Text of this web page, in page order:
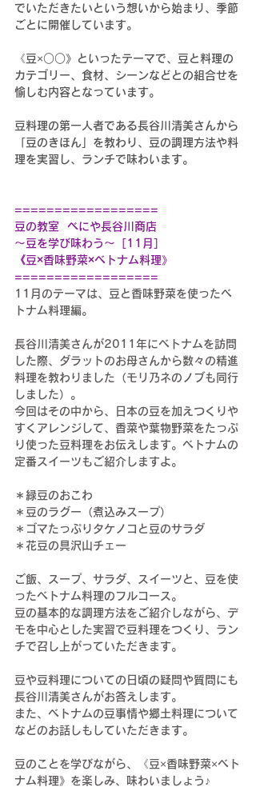
でいただきたいという想いから始まり、季節
ごとに開催しています。
《豆×○○》といったテーマで、豆と料理の
カテゴリー、食材、シーンなどとの組合せを
愉しむ内容となっています。
豆料理の第一人者である長谷川清美さんから
「豆のきほん」を教わり、豆の調理方法や料
理を実習し、ランチで味わいます。
==================
豆の教室  べにや長谷川商店
〜豆を学び味わう〜［11月］
《豆×香味野菜×ベトナム料理》
==================
11月のテーマは、豆と香味野菜を使ったベ
トナム料理編。
長谷川清美さんが2011年にベトナムを訪問
した際、ダラットのお母さんから数々の精進
料理を教わりました（モリ乃ネのノブも同行
しました）。
今回はその中から、 日本の 豆を加えつくりや
すくアレンジして、香菜や葉物野菜をたっぷ
り使った豆料理をお伝えします。ベトナムの
定番スイーツもご紹介しますよ。
＊緑豆のおこわ
＊豆のラグー（煮込みスープ）
＊ゴマたっぷりタケノコと豆のサラダ
＊花豆の具沢山チェー
ご飯、スープ、サラダ、スイーツと、豆を使
ったベトナム料理のフルコース。
豆の基本的な調理方法をご紹介しながら、デ
モを中心とした実習で豆料理をつくり、ラン
チで召し上がっていただきます。
豆や豆料理についての日頃の疑問や質問にも
長谷川清美さんがお答えします。
また、ベトナムの豆事情や郷土料理について
などのお話しもしていただきます。
豆のことを学びながら、《豆×香味野菜×ベト
ナム料理》を楽しみ、味わいましょう♪